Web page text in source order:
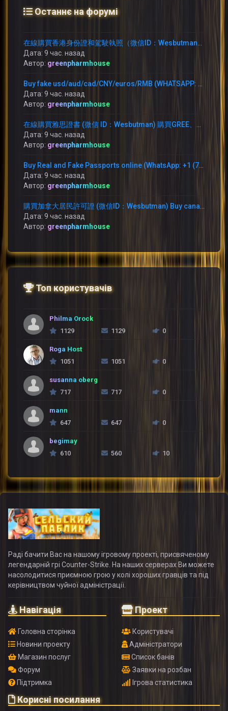
Останнє на форумі
Дата: 9 час. назад
Автор: greenpharmhouse
Дата: 9 час. назад
Автор: greenpharmhouse
Дата: 9 час. назад
Автор: greenpharmhouse
Дата: 9 час. назад
Автор: greenpharmhouse
Дата: 9 час. назад
Автор: greenpharmhouse
Топ користувачів
Philma Orock
1129
1129 0
Roga Host
1051
1051 0
susanna oberg
717
717 0
mann
647
647 0
begimay
610
560 10
Раді бачити Вас на нашому ігровому проекті, присвяченому
легендарній грі Counter-Strike. На наших серверах Ви можете
насолодитися приємною грою у колі хороших гравців та під
керівництвом чуйної адміністрації.
Навігація
Головна сторінка
Новини проекту
Магазин послуг
Форум
Підтримка
Проект
Користувачі
Адміністратори
Список банів
Заявки на розбан
Ігрова статистика
Корисні посилання